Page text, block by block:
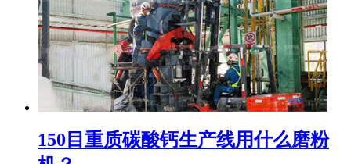
150目重质碳酸钙生产线用什么磨粉